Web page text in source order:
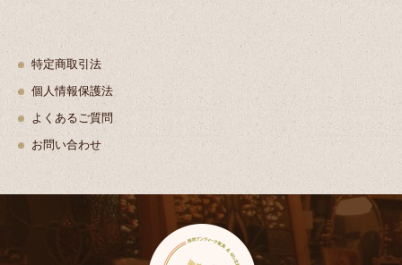
特定商取引法
個人情報保護法
よくあるご質問
お問い合わせ